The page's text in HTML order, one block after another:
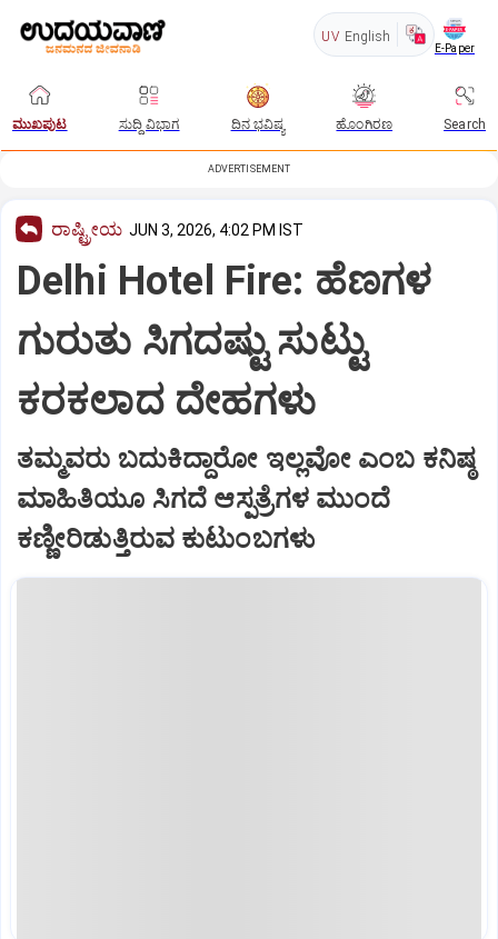
UV English
E-Paper
ಮುಖಪುಟ ಸುದ್ದಿ ವಿಭಾಗ ದಿನ ಭವಿಷ್ಯ ಹೊಂಗಿರಣ Search
ADVERTISEMENT
ರಾಷ್ಟ್ರೀಯ JUN 3, 2026, 4:02 PM IST
Delhi Hotel Fire: ಹೆಣಗಳ
ಗುರುತು ಸಿಗದಷ್ಟು ಸುಟ್ಟು
ಕರಕಲಾದ ದೇಹಗಳು
ತಮ್ಮವರು ಬದುಕಿದ್ದಾರೋ ಇಲ್ಲವೋ ಎಂಬ ಕನಿಷ್ಠ
ಮಾಹಿತಿಯೂ ಸಿಗದೆ ಆಸ್ಪತ್ರೆಗಳ ಮುಂದೆ
ಕಣ್ಣೀರಿಡುತ್ತಿರುವ ಕುಟುಂಬಗಳು